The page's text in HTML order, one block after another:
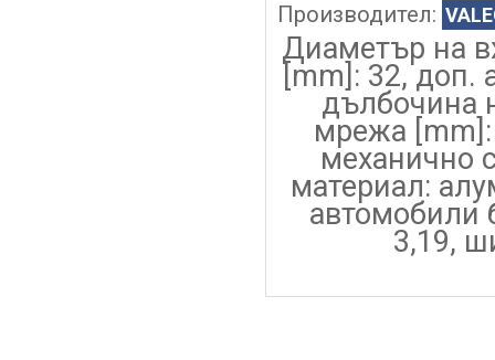
Производител:
Диаметър на
[mm]: 32, доп.
дълбочина
мрежа [mm]:
механично
материал:
автомобили
3,19,